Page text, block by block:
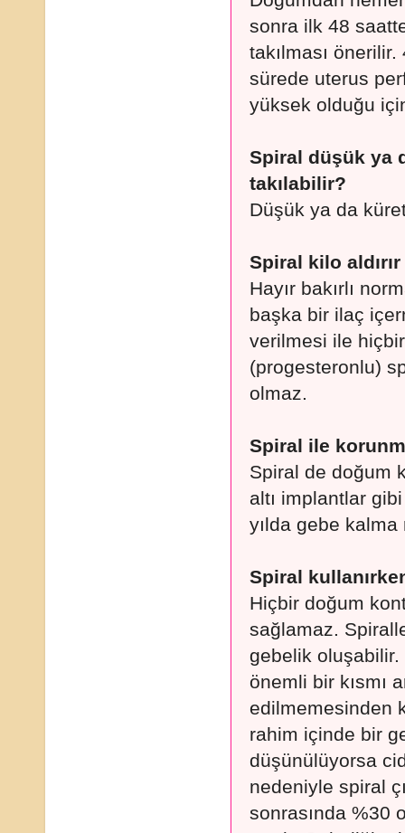
sonra ilk 48
takılması
sürede uterus
yüksek olduğu
Spiral düşük ya
takılabilir?
Düşük ya da
Spiral kilo aldırır
Hayır bakırlı
başka bir ilaç
verilmesi ile
(progesteronlu)
olmaz.
Spiral ile
Spiral de doğum
altı implantlar
yılda gebe
Spiral
Hiçbir doğum
sağlamaz.
gebelik oluşabilir.
önemli bir kısmı
edilmemesinden
rahim içinde bir
düşünülüyorsa
nedeniyle spiral
sonrasında %30